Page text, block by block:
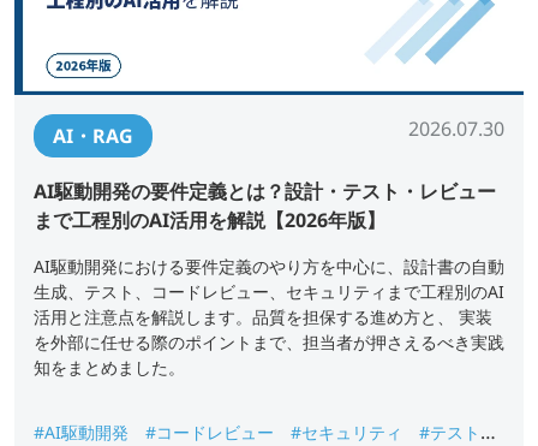
AI・RAG 2026.07.30
AI駆動開発の要件定義とは？設計・テスト・レビュー
まで工程別のAI活用を解説【2026年版】
AI駆動開発における要件定義のやり方を中心に、設計書の自動
生成、テスト、コードレビュー、セキュリティまで工程別のAI
活用と注意点を解説します。品質を担保する進め方と、 実装
を外部に任せる際のポイントまで、担当者が押さえるべき実践
知をまとめました。
#AI駆動開発 #コードレビュー #セキュリティ
#テスト自